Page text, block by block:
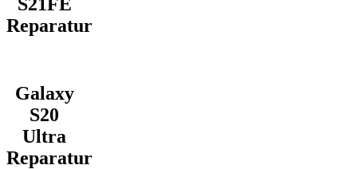
Reparatur
Galaxy
S20
Ultra
Reparatur